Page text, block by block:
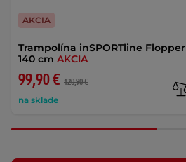
Trampolína inSPORTline Flopper
140 cm AKCIA
99,90 € 120,90 €
na sklade
AKCIA